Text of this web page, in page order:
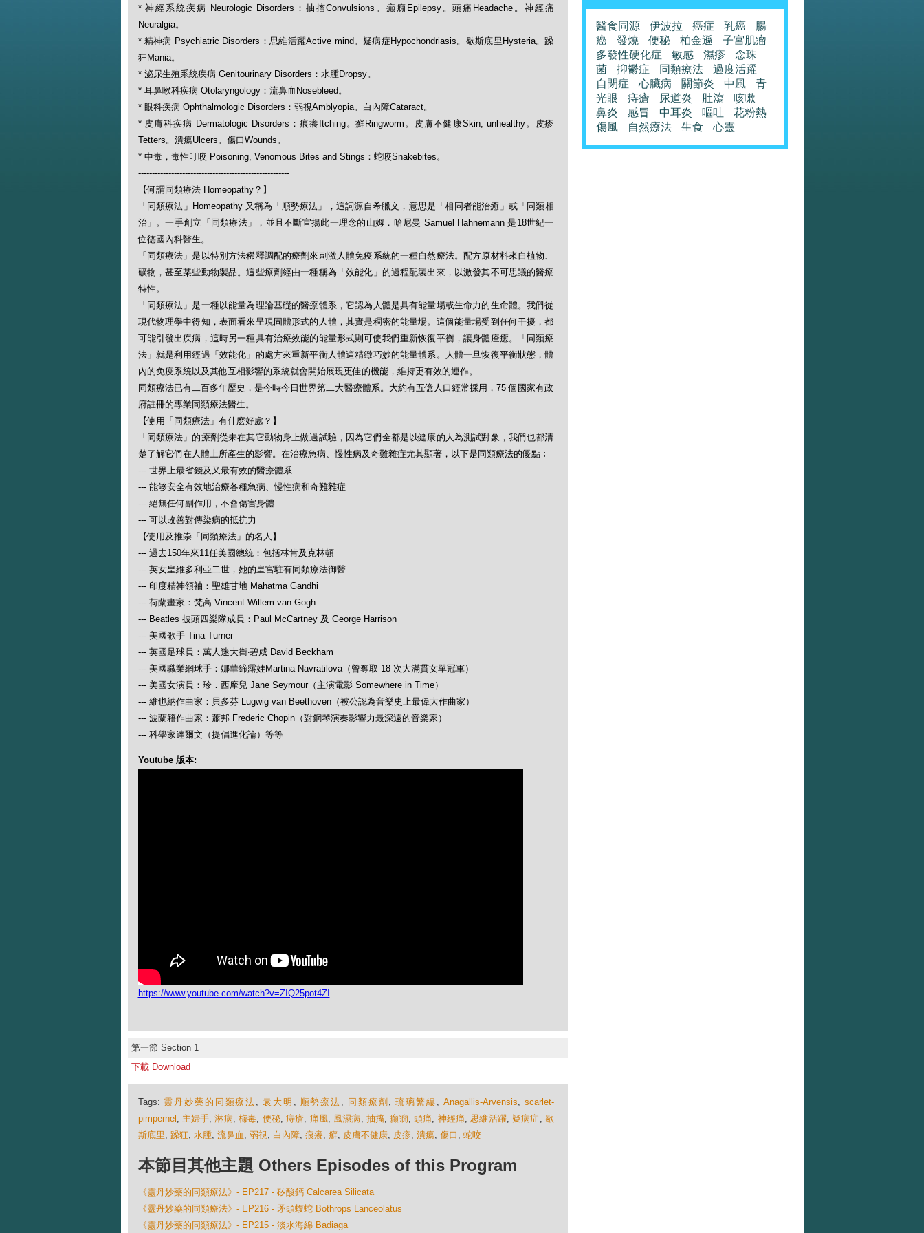
* 神經系統疾病 Neurologic Disorders：抽搐Convulsions。癲癇Epilepsy。頭痛Headache。神經痛
Neuralgia。
* 精神病 Psychiatric Disorders：思維活躍Active mind。疑病症Hypochondriasis。歇斯底里Hysteria。躁
狂Mania。
* 泌尿生殖系統疾病 Genitourinary Disorders：水腫Dropsy。
* 耳鼻喉科疾病 Otolaryngology：流鼻血Nosebleed。
* 眼科疾病 Ophthalmologic Disorders：弱視Amblyopia。白內障Cataract。
* 皮膚科疾病 Dermatologic Disorders：痕癢Itching。癬Ringworm。皮膚不健康Skin, unhealthy。皮疹
Tetters。潰瘍Ulcers。傷口Wounds。
* 中毒，毒性叮咬 Poisoning, Venomous Bites and Stings：蛇咬Snakebites。
-------------------------------------------------------
【何謂同類療法 Homeopathy？】
「同類療法」Homeopathy 又稱為「順勢療法」，這詞源自希臘文，意思是「相同者能治癒」或「同類相
治」。一手創立「同類療法」，並且不斷宣揚此一理念的山姆．哈尼曼 Samuel Hahnemann 是18世紀一
位德國內科醫生。
「同類療法」是以特別方法稀釋調配的療劑來刺激人體免疫系統的一種自然療法。配方原材料來自植物、
礦物，甚至某些動物製品。這些療劑經由一種稱為「效能化」的過程配製出來，以激發其不可思議的醫療
特性。
「同類療法」是一種以能量為理論基礎的醫療體系，它認為人體是具有能量場或生命力的生命體。我們從
現代物理學中得知，表面看來呈現固體形式的人體，其實是稠密的能量場。這個能量場受到任何干擾，都
可能引發出疾病，這時另一種具有治療效能的能量形式則可使我們重新恢復平衡，讓身體痊癒。「同類療
法」就是利用經過「效能化」的處方來重新平衡人體這精緻巧妙的能量體系。人體一旦恢復平衡狀態，體
內的免疫系統以及其他互相影響的系統就會開始展現更佳的機能，維持更有效的運作。
同類療法已有二百多年歴史，是今時今日世界第二大醫療體系。大約有五億人口經常採用，75 個國家有政
府註冊的專業同類療法醫生。
【使用「同類療法」有什麽好處？】
「同類療法」的療劑從未在其它動物身上做過試驗，因為它們全都是以健康的人為測試對象，我們也都清
楚了解它們在人體上所產生的影響。在治療急病、慢性病及奇難雜症尤其顯著，以下是同類療法的優點︰
--- 世界上最省錢及又最有效的醫療體系
--- 能够安全有效地治療各種急病、慢性病和奇難雜症
--- 絕無任何副作用，不會傷害身體
--- 可以改善對傳染病的抵抗力
【使用及推崇「同類療法」的名人】
--- 過去150年來11任美國總統：包括林肯及克林頓
--- 英女皇維多利亞二世，她的皇宮駐有同類療法御醫
--- 印度精神領袖：聖雄甘地 Mahatma Gandhi
--- 荷蘭畫家：梵高 Vincent Willem van Gogh
--- Beatles 披頭四樂隊成員：Paul McCartney 及 George Harrison
--- 美國歌手 Tina Turner
--- 英國足球員：萬人迷大衛‧碧咸 David Beckham
--- 美國職業網球手：娜華締露娃Martina Navratilova（曾奪取 18 次大滿貫女單冠軍）
--- 美國女演員：珍．西摩兒 Jane Seymour（主演電影 Somewhere in Time）
--- 維也納作曲家：貝多芬 Lugwig van Beethoven（被公認為音樂史上最偉大作曲家）
--- 波蘭籍作曲家：蕭邦 Frederic Chopin（對鋼琴演奏影響力最深遠的音樂家）
--- 科學家達爾文（提倡進化論）等等
Youtube 版本:
https://www.youtube.com/watch?v=ZIQ25pot4ZI
第一節 Section 1
下載 Download
Tags: 靈丹妙藥的同類療法 ,袁大明 , 順勢療法 , 同類療劑 ,琉璃繁縷 , Anagallis-Arvensis, scarlet-
pimpernel , 主婦手,淋病, 梅毒, 便秘,痔瘡, 痛風, 風濕病 , 抽搐,癲癇, 頭痛, 神經痛,思維活躍, 疑病症 , 歇
斯底里, 躁狂, 水腫, 流鼻血 , 弱視, 白內障, 痕癢, 癬, 皮膚不健康, 皮疹, 潰瘍, 傷口 , 蛇咬
本節目其他主題 Others Episodes of this Program
《靈丹妙藥的同類療法》- EP217 - 矽酸鈣 Calcarea Silicata
《靈丹妙藥的同類療法》- EP216 - 矛頭蝮蛇 Bothrops Lanceolatus
《靈丹妙藥的同類療法》- EP215 - 淡水海綿 Badiaga
醫食同源 伊波拉 癌症 乳癌
腸
癌
發燒 便秘 柏金遜
子宮肌瘤
多發性硬化症
敏感 濕疹
念珠
菌
抑鬱症 同類療法
過度活躍
自閉症
心臟病 關節炎 中風
青
光眼
痔瘡 尿道炎 肚瀉
咳嗽
鼻炎
感冒 中耳炎 嘔吐
花粉熱
傷風
自然療法 生食 心靈